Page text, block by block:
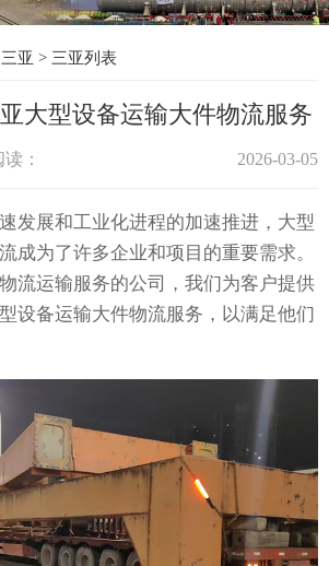
三亚 > 三亚列表
大型设备运输大件物流服务
读： 2026-03-05
展和工业化进程的加速推进，大型
成为了许多企业和项目的重要需求。
流运输服务的公司，我们为客户提供
设备运输大件物流服务，以满足他们